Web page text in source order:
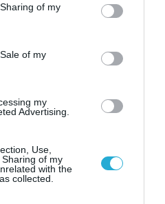
behaviour. You may click to
and its third-party tags to
purposes in below Google
of my
of my
my
Advertising.
Use,
of my
with the
collected.
Eξαπέλυσαν επιθέσεις
στην Υεμένη –
Αραβία!